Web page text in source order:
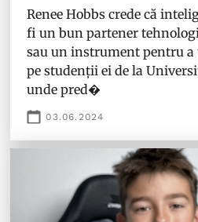
Renee Hobbs crede că
fi un bun partener
sau un instrument pentru a
pe studenții ei de la
unde pred�
03.06.2024